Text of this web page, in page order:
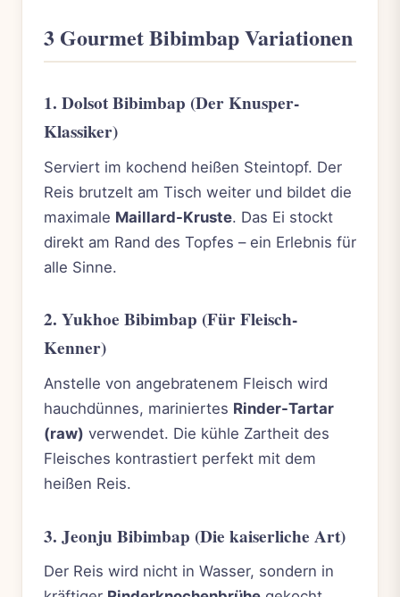
3 Gourmet Bibimbap Variationen
1. Dolsot Bibimbap (Der Knusper-
Klassiker)
Serviert im kochend heißen Steintopf. Der
Reis brutzelt am Tisch weiter und bildet die
maximale Maillard-Kruste. Das Ei stockt
direkt am Rand des Topfes – ein Erlebnis für
alle Sinne.
2. Yukhoe Bibimbap (Für Fleisch-
Kenner)
Anstelle von angebratenem Fleisch wird
hauchdünnes, mariniertes Rinder-Tartar
(raw) verwendet. Die kühle Zartheit des
Fleisches kontrastiert perfekt mit dem
heißen Reis.
3. Jeonju Bibimbap (Die kaiserliche Art)
Der Reis wird nicht in Wasser, sondern in